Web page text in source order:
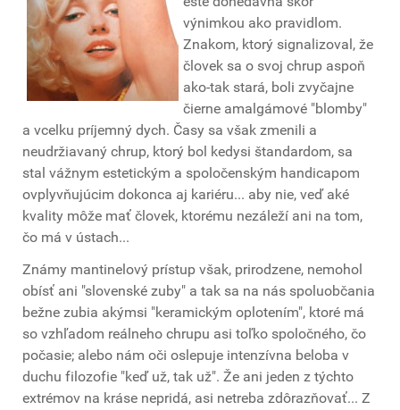
výnimkou ako pravidlom.
Znakom, ktorý signalizoval, že
človek sa o svoj chrup aspoň
ako-tak stará, boli zvyčajne
čierne amalgámové "blomby"
a vcelku príjemný dych. Časy sa však zmenili a
neudržiavaný chrup, ktorý bol kedysi štandardom, sa
stal vážnym estetickým a spoločenským handicapom
ovplyvňujúcim dokonca aj kariéru... aby nie, veď aké
kvality môže mať človek, ktorému nezáleží ani na tom,
čo má v ústach...
Známy mantinelový prístup však, prirodzene, nemohol
obísť ani "slovenské zuby" a tak sa na nás spoluobčania
bežne zubia akýmsi "keramickým oplotením", ktoré má
so vzhľadom reálneho chrupu asi toľko spoločného, čo
počasie; alebo nám oči oslepuje intenzívna beloba v
duchu filozofie "keď už, tak už". Že ani jeden z týchto
extrémov na kráse nepridá, asi netreba zdôrazňovať... Z